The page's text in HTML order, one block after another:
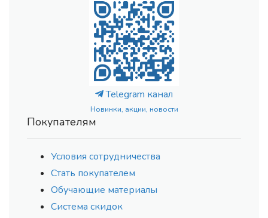
Telegram канал
Новинки, акции, новости
Покупателям
Условия сотрудничества
Стать покупателем
Обучающие материалы
Система скидок